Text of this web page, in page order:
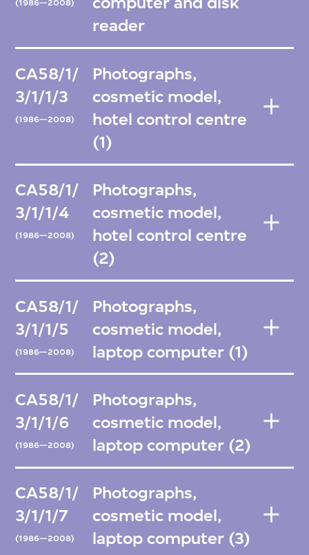
(1986—2008)
reader
CA58/1/
3/1/1/3
(1986—2008)
Photographs,
cosmetic model,
hotel control centre
(1)
CA58/1/
3/1/1/4
(1986—2008)
Photographs,
cosmetic model,
hotel control centre
(2)
CA58/1/
3/1/1/5
(1986—2008)
Photographs,
cosmetic model,
laptop computer (1)
CA58/1/
3/1/1/6
(1986—2008)
Photographs,
cosmetic model,
laptop computer (2)
CA58/1/
3/1/1/7
(1986—2008)
Photographs,
cosmetic model,
laptop computer (3)